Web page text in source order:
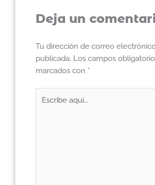
Deja un
Tu dirección de correo
publicada. Los campos
marcados con *
aquí...